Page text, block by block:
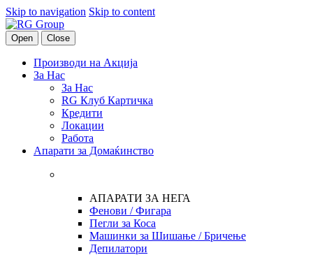
Skip to navigation Skip to content
Open Close
Производи на Акција
За Нас
За Нас
RG Клуб Картичка
Кредити
Локации
Работа
Апарати за Домаќинство
АПАРАТИ ЗА НЕГА
Фенови / Фигара
Пегли за Коса
Машинки за Шишање / Бричење
Депилатори